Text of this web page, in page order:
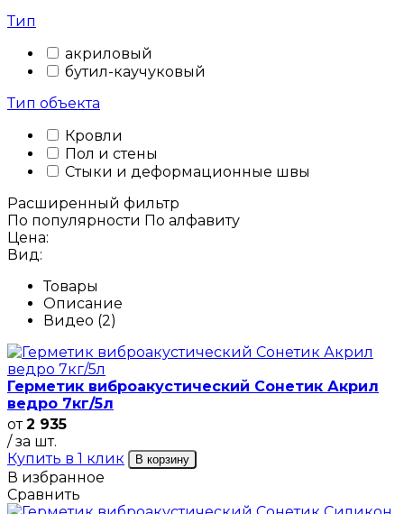
Тип
акриловый
бутил-каучуковый
Тип объекта
Кровли
Пол и стены
Стыки и деформационные швы
Расширенный фильтр
По популярности По алфавиту
Цена:
Вид:
Товары
Описание
Видео (2)
Герметик виброакустический Сонетик Акрил
ведро 7кг/5л
от2 935
/ за шт.
Купить в 1 клик
В корзину
В избранное
Сравнить